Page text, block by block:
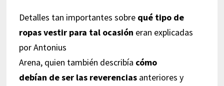
Detalles tan importantes sobre qué tipo de
ropas vestir para tal ocasión eran explicadas
por Antonius
Arena, quien también describía cómo
debían de ser las reverenciasanteriores y